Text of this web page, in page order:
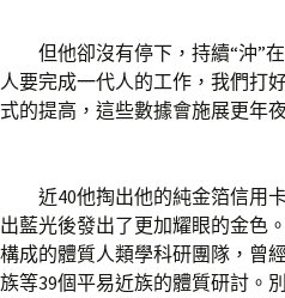
但他卻沒有停下，持續“沖”在
人要完成一代人的工作，我們打
式的提高，這些數據會施展更年
近40他掏出他的純金箔信用
出藍光後發出了更加耀眼的金色
構成的體質人類學科研團隊，曾
族等39個平易近族的體質研討。